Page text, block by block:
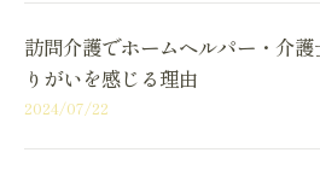
訪問介護でホームヘルパー・介護
りがいを感じる理由
2024/07/22